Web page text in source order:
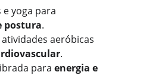
yoga para
postura.
aeróbicas
.
para energia e